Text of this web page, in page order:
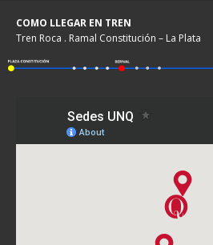
COMO LLEGAR EN TREN
Tren Roca . Ramal Constitución – La Plata